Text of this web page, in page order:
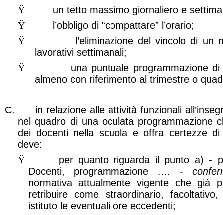
Ÿ
un tetto massimo giornaliero e
Ÿ
l’obbligo di “compattare” l’orario;
Ÿ
l’eliminazione del vincolo di un
lavorativi settimanali;
Ÿ
una puntuale programmazione
almeno con riferimento al trimestre o
C.
in relazione alle attività funzionali
nel quadro di una oculata programmazione
dei docenti nella scuola e offra certezze
deve:
Ÿ
per quanto riguarda il punto a) -
Docenti, programmazione …. -
normativa attualmente vigente che già
retribuire come straordinario,
istituto le eventuali ore eccedenti;